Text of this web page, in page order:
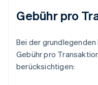
Gebühr pro
Bei der
Gebühr pro
berücksichtigen: